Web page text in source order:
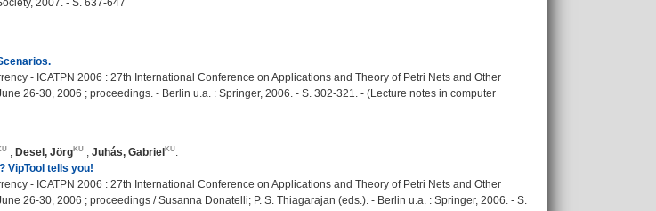
2007. - S. 637-647
- ICATPN 2006 : 27th International Conference on Applications and Theory of Petri Nets and Other
26-30, 2006 ; proceedings. - Berlin u.a. : Springer, 2006. - S. 302-321. - (Lecture notes in computer
; Desel, Jörg ; Juhás, Gabriel
:
VipTool tells you!
- ICATPN 2006 : 27th International Conference on Applications and Theory of Petri Nets and Other
26-30, 2006 ; proceedings / Susanna Donatelli; P. S. Thiagarajan (eds.). - Berlin u.a. : Springer, 2006. - S.